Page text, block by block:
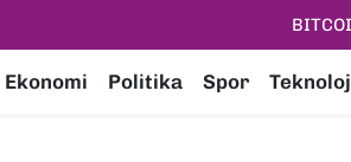
Ekonomi Politika Spor